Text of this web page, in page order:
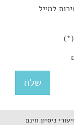
(*)
ניסיון חינם